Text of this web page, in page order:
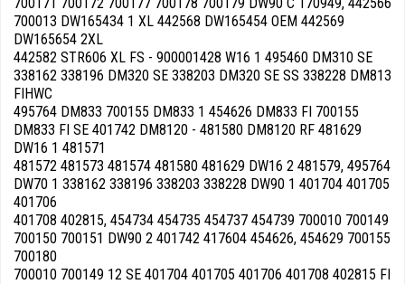
700013 DW165434 1 XL 442568 DW165454 OEM 442569
DW165654 2XL
442582 STR606 XL FS - 900001428 W16 1 495460 DM310 SE
338162 338196 DM320 SE 338203 DM320 SE SS 338228 DM813
FIHWC
495764 DM833 700155 DM833 1 454626 DM833 FI 700155
DM833 FI SE 401742 DM8120 - 481580 DM8120 RF 481629
DW16 1 481571
481572 481573 481574 481580 481629 DW16 2 481579, 495764
DW70 1 338162 338196 338203 338228 DW90 1 401704 401705
401706
401708 402815, 454734 454735 454737 454739 700010 700149
700150 700151 DW90 2 401742 417604 454626, 454629 700155
700180
700010 700149 12 SE 401704 401705 401706 401708 402815 FI